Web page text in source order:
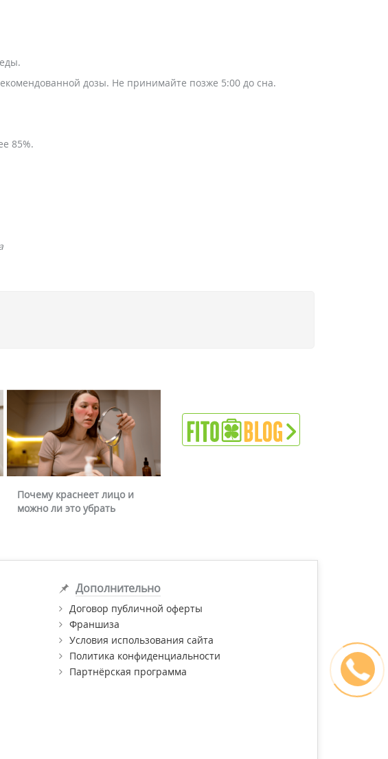
дозы. Не принимайте позже 5:00 до сна.
85%.
Почему краснеет лицо и
можно ли это убрать
Дополнительно
Договор публичной оферты
Франшиза
Условия использования сайта
Политика конфиденциальности
Партнёрская программа